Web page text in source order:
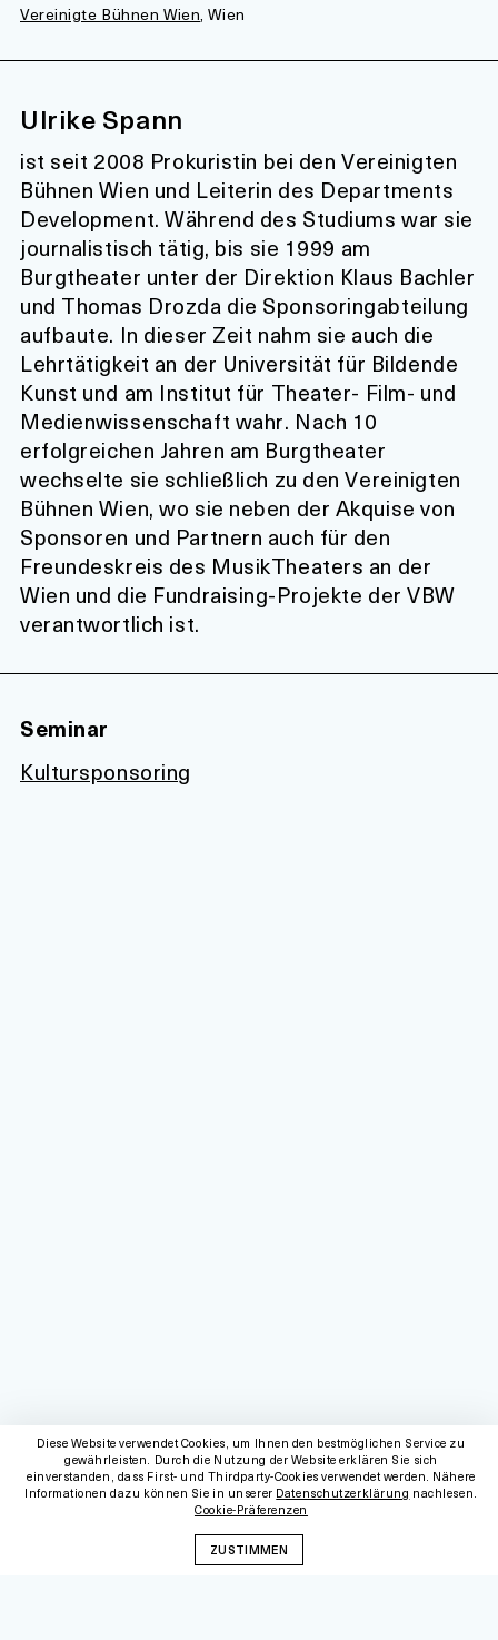
Vereinigte Bühnen Wien, Wien
Ulrike Spann
ist seit 2008 Prokuristin bei den Vereinigten
Bühnen Wien und Leiterin des Departments
Development. Während des Studiums war sie
journalistisch tätig, bis sie 1999 am
Burgtheater unter der Direktion Klaus Bachler
und Thomas Drozda die Sponsoringabteilung
aufbaute. In dieser Zeit nahm sie auch die
Lehrtätigkeit an der Universität für Bildende
Kunst und am Institut für Theater- Film- und
Medienwissenschaft wahr. Nach 10
erfolgreichen Jahren am Burgtheater
wechselte sie schließlich zu den Vereinigten
Bühnen Wien, wo sie neben der Akquise von
Sponsoren und Partnern auch für den
Freundeskreis des MusikTheaters an der
Wien und die Fundraising-Projekte der VBW
verantwortlich ist.
Seminar
Kultursponsoring
Diese Website verwendet Cookies, um Ihnen den bestmöglichen Service zu
gewährleisten. Durch die Nutzung der Website erklären Sie sich
einverstanden, dass First- und Thirdparty-Cookies verwendet werden. Nähere
Informationen dazu können Sie in unserer Datenschutzerklärung nachlesen.
Cookie-Präferenzen
ZUSTIMMEN